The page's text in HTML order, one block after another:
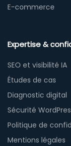
E-commerce
Expertise &
SEO et visibilité IA
Études de cas
Diagnostic digital
Sécurité
Politique de
Mentions légales